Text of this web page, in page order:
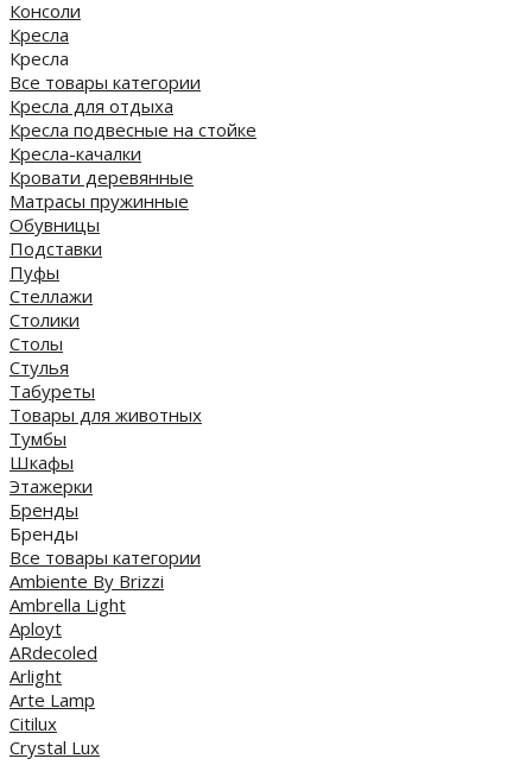
Консоли
Кресла
Кресла
Все товары категории
Кресла для отдыха
Кресла подвесные на стойке
Кресла-качалки
Кровати деревянные
Матрасы пружинные
Обувницы
Подставки
Пуфы
Стеллажи
Столики
Столы
Стулья
Табуреты
Товары для животных
Тумбы
Шкафы
Этажерки
Бренды
Бренды
Все товары категории
Ambiente By Brizzi
Ambrella Light
Aployt
ARdecoled
Arlight
Arte Lamp
Citilux
Crystal Lux